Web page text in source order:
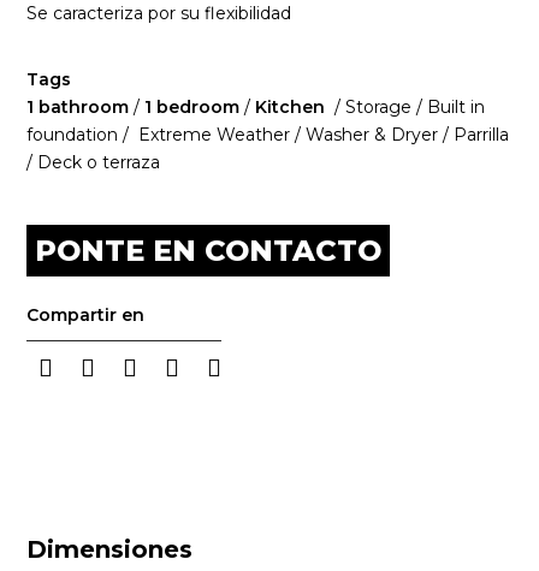
Se caracteriza por su flexibilidad
Tags
1 bathroom / 1 bedroom / Kitchen / Storage / Built in
foundation / Extreme Weather / Washer & Dryer / Parrilla
/ Deck o terraza
PONTE EN CONTACTO
Compartir en
Dimensiones